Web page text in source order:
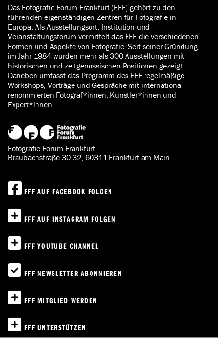
Das Fotografie Forum Frankfurt (FFF) gehört zu den
führenden eigenständigen Zentren für Fotografie in
Europa. Als Ausstellungsort, Institution und
Veranstaltungsforum vermittelt das FFF die verschiedenen
Formen und Aspekte von Fotografie. Seit seiner Gründung
im Jahr 1984 wurden mehr als 300 Ausstellungen mit
historischen und zeitgenössischen Positionen gezeigt.
Daneben umfasst das Programm des FFF regelmäßige
Workshops, Vorträge und Gespräche mit international
renommierten Fotograf*innen, Künstler*innen und
Expert*innen.
Fotografie Forum Frankfurt
Braubachstraße 30-32, 60311 Frankfurt am Main
FFF AUF FACEBOOK FOLGEN
FFF AUF INSTAGRAM FOLGEN
FFF YOUTUBE CHANNEL
FFF NEWSLETTER ABONNIEREN
FFF MITGLIED WERDEN
FFF UNTERSTÜTZEN